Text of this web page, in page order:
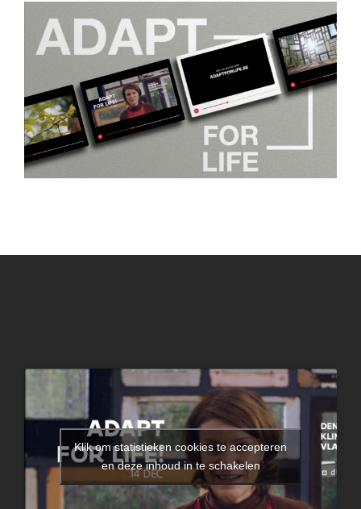
Klik om statistieken cookies te accepteren
en deze inhoud in te schakelen